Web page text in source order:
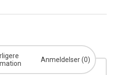
Anmeldelser (0)